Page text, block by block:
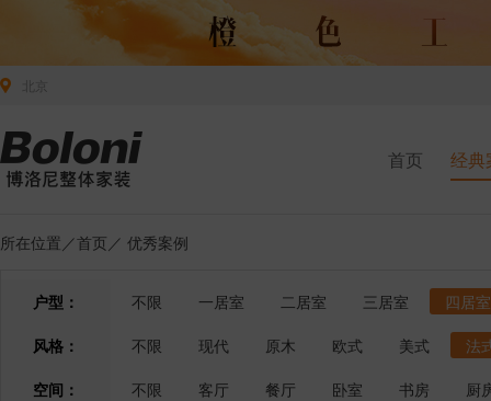
首页 经典
所在位置／首页 ／ 优秀案例
户型： 不限 一居室 二居室 三居室
四居室
风格：
不限 现代 原木 欧式 美式
法
空间：
不限 客厅 餐厅 卧室 书房 厨